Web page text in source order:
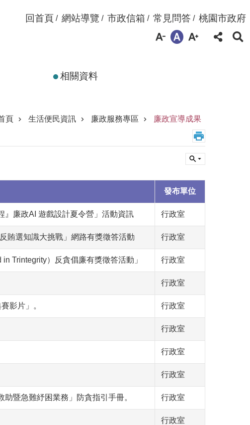
回首頁 網站導覽 市政信箱 常見問答 桃園市政府
相關資料
頁
生活便民資訊 廉政服務專區 廉政宣導成果
發布單位
』廉政AI 遊戲設計夏令營」活動資訊 行政室
賄選知識大挑戰」網路有獎徵答活動 行政室
Trintegrity）反貪倡廉有獎徵答活動」 行政室
行政室
影片」。 行政室
行政室
行政室
行政室
暨急難紓困業務」防貪指引手冊。 行政室
行政室